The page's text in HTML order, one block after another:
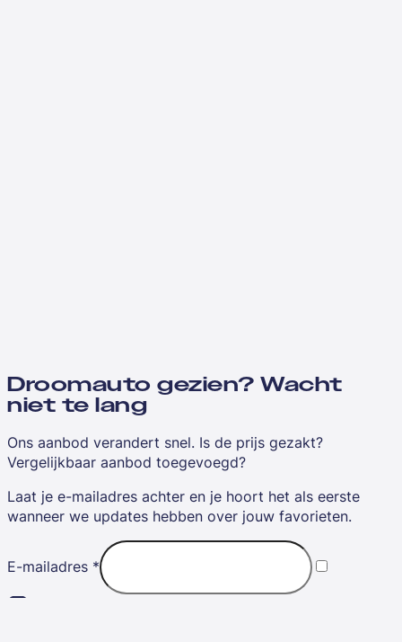
Droomauto gezien? Wacht
niet te lang
Ons aanbod verandert snel. Is de prijs gezakt?
Vergelijkbaar aanbod toegevoegd?
Laat je e-mailadres achter en je hoort het als eerste
wanneer we updates hebben over jouw favorieten.
E-mailadres *